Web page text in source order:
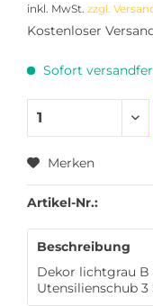
inkl. MwSt. zzgl.
Kostenloser
Sofort
Merken
Artikel-Nr.:
Beschreibung
Dekor lichtgrau B
Utensilienschub 3